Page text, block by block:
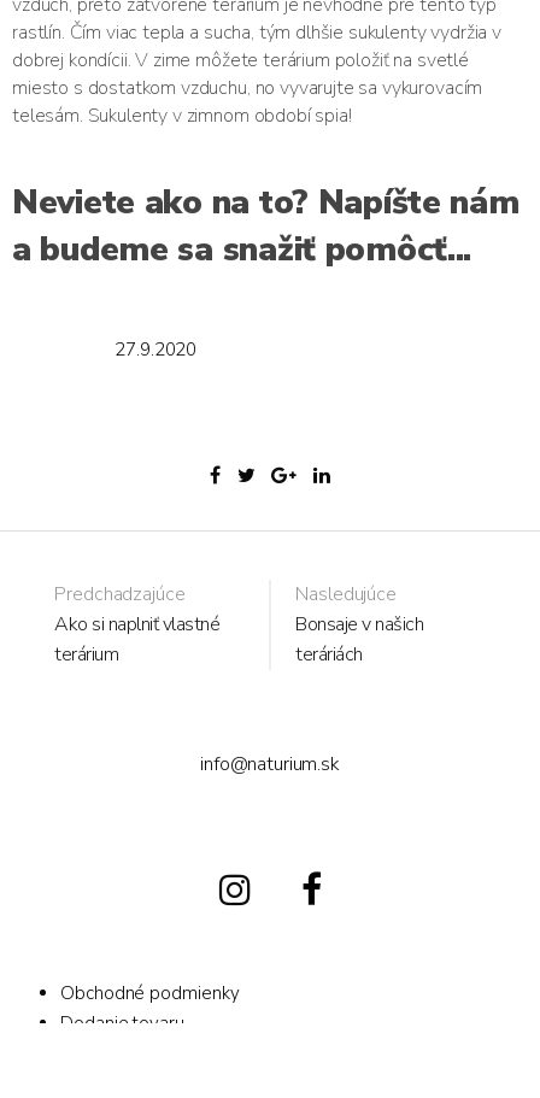
rastlín. Čím viac tepla a sucha, tým dlhšie sukulenty vydržia v
dobrej kondícii. V zime môžete terárium položiť na svetlé
miesto s dostatkom vzduchu, no vyvarujte sa vykurovacím
telesám. Sukulenty v zimnom období spia!
Neviete ako na to? Napíšte nám
a budeme sa snažiť pomôcť...
27.9.2020
Portfolio
navigation
Predchadzajúce
Ako si naplniť vlastné
terárium
Nasledujúce
Bonsaje v našich
teráriách
info@naturium.sk
Obchodné podmienky
Dodanie tovaru